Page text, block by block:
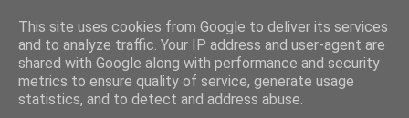
This site uses cookies from Google to deliver its services
and to analyze traffic. Your IP address and user-agent are
shared with Google along with performance and security
metrics to ensure quality of service, generate usage
statistics, and to detect and address abuse.